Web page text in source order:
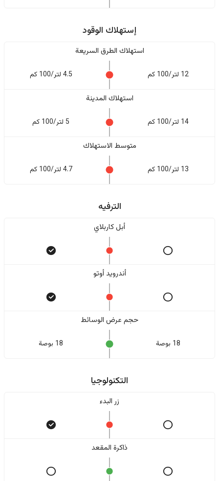
إستهلاك الوقود
استهلاك الطرق السريعة
12 لتر/100 كم 4.5 لتر/100 كم
استهلاك المدينة
14 لتر/100 كم 5 لتر/100 كم
متوسط الاستهلاك
13 لتر/100 كم 4.7 لتر/100 كم
الترفيه
أبل كاربلاي
أندرويد أوتو
حجم عرض الوسائط
18 بوصة 18 بوصة
التكنولوجيا
زر البدء
ذاكرة المقعد